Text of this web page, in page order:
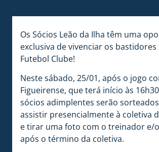
Os Sócios Leão da Ilha têm uma
exclusiva de vivenciar os bastidores
Futebol Clube!
Neste sábado, 25/01, após o jogo
Figueirense, que terá início às
sócios adimplentes serão
assistir presencialmente à coletiva
e tirar uma foto com o treinador e/
após o término da coletiva.